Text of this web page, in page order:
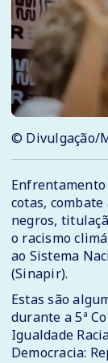
© Divulgação/
cotas,
negros,
o racismo
ao Sistema
(Sinapir).
Estas são
durante a 5ª
Igualdade
Democracia: